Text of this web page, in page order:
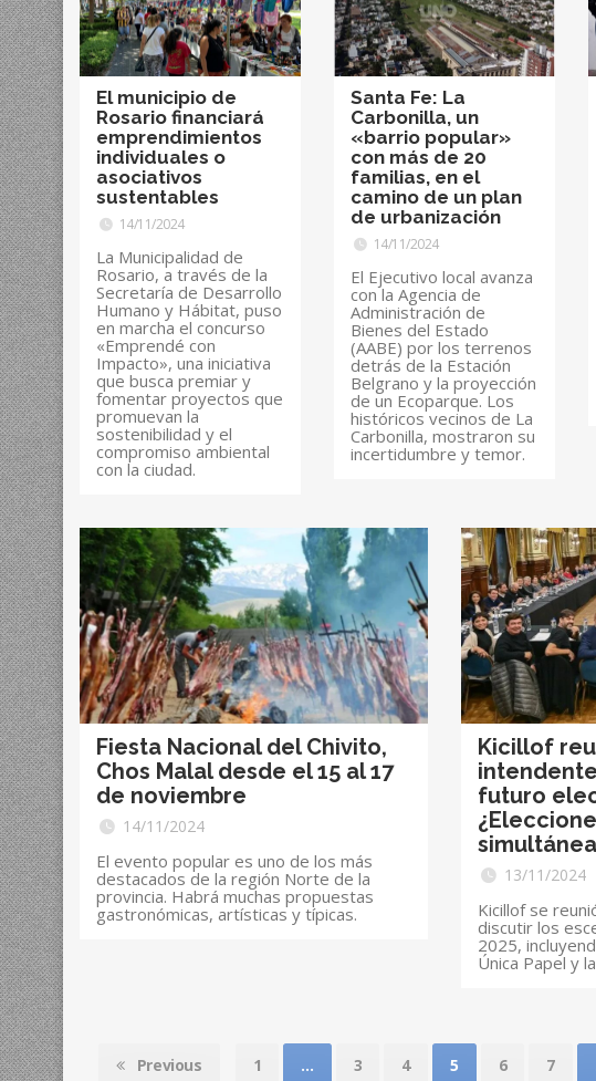
El municipio de
Rosario financiará
emprendimientos
individuales o
asociativos
sustentables
14/11/2024
La Municipalidad de
Rosario, a través de la
Secretaría de Desarrollo
Humano y Hábitat, puso
en marcha el concurso
«Emprendé con
Impacto», una iniciativa
que busca premiar y
fomentar proyectos que
promuevan la
sostenibilidad y el
compromiso ambiental
con la ciudad.
Santa Fe: La
Carbonilla, un
«barrio popular»
con más de 20
familias, en el
camino de un plan
de urbanización
14/11/2024
El Ejecutivo local avanza
con la Agencia de
Administración de
Bienes del Estado
(AABE) por los terrenos
detrás de la Estación
Belgrano y la proyección
de un Ecoparque. Los
históricos vecinos de La
Carbonilla, mostraron su
incertidumbre y temor.
Fiesta Nacional del Chivito,
Chos Malal desde el 15 al 17
de noviembre
14/11/2024
El evento popular es uno de los más
destacados de la región Norte de la
provincia. Habrá muchas propuestas
gastronómicas, artísticas y típicas.
Kicillof
futuro
13/11/2024
Kicillof se
discutir los
2025,
Única Papel y
Previous 1 … 3 4 5 6 7